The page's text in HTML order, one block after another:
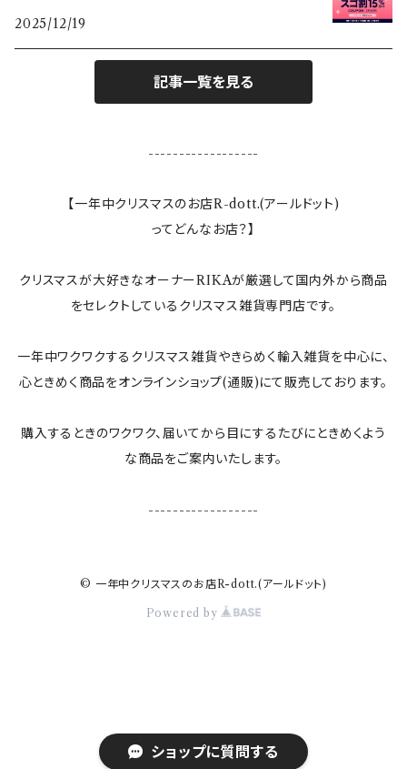
ショップに質問する
敷き物
すべてのインテリア雑貨
2025/12/19
記事一覧を見る
------------------
【一年中クリスマスのお店R-dott.(アールドット)
ってどんなお店？】
クリスマスが大好きなオーナーRIKAが厳選して国内外から商品
をセレクトしているクリスマス雑貨専門店です。
一年中ワクワクするクリスマス雑貨やきらめく輸入雑貨を中心に、
心ときめく商品をオンラインショップ(通販)にて販売しております。
購入するときのワクワク、届いてから目にするたびにときめくよう
な商品をご案内いたします。
------------------
© 一年中クリスマスのお店R-dott.(アールドット)
Powered by